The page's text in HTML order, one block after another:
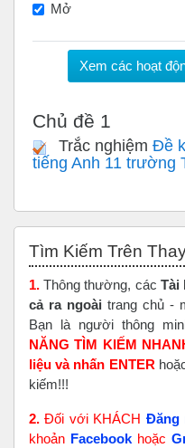
Mở
Chủ đề 1
Trắc nghiệm Đề
tiếng Anh 11 trường
Tìm Kiếm Trên
1. Thông thường, các Tài
cả ra ngoài trang chủ -
Bạn là người thông
NĂNG TÌM KIẾM
liệu và nhấn ENTER
kiếm!!!
2. Đối với KHÁCH Đăng
khoản Facebook hoặc